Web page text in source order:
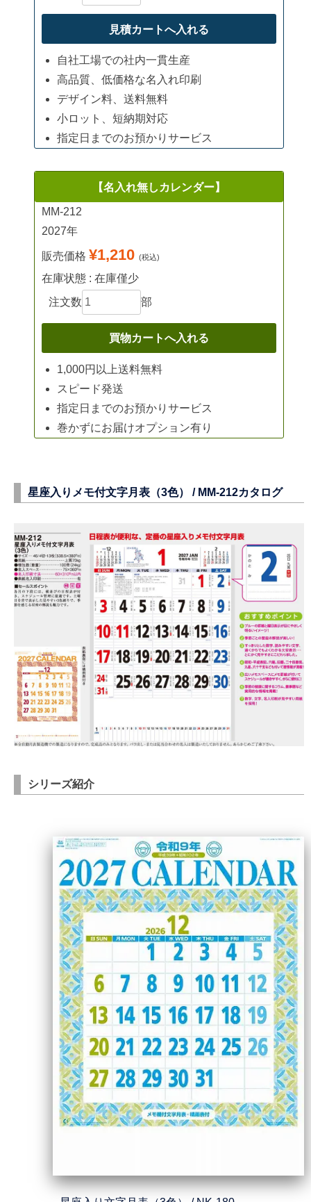
自社工場での社内一貫生産
高品質、低価格な名入れ印刷
デザイン料、送料無料
小ロット、短納期対応
指定日までのお預かりサービス
【名入れ無しカレンダー】
MM-212
2027年
販売価格 ¥1,210 (税込)
在庫状態 : 在庫僅少
注文数
部
1,000円以上送料無料
スピード発送
指定日までのお預かりサービス
巻かずにお届けオプション有り
星座入りメモ付文字月表（3色） / MM-212カタログ
シリーズ紹介